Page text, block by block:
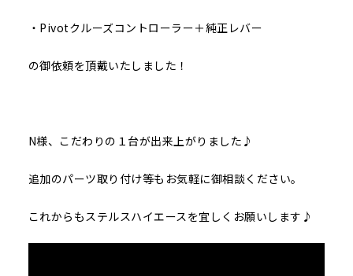
・Pivotクルーズコントローラー＋純正レバー
の御依頼を頂戴いたしました！
N様、こだわりの１台が出来上がりました♪
追加のパーツ取り付け等もお気軽に御相談ください。
これからもステルスハイエースを宜しくお願いします♪